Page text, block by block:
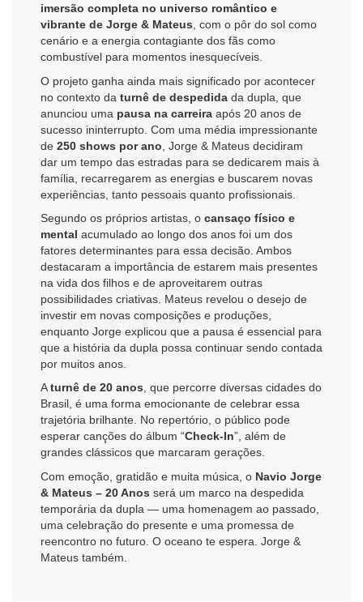
imersão completa no universo romântico e
vibrante de Jorge & Mateus , com o pôr do sol como
cenário e a energia contagiante dos fãs como
combustível para momentos inesquecíveis.
O projeto ganha ainda mais significado por acontecer
no contexto da turnê de despedida da dupla, que
anunciou uma pausa na carreira após 20 anos de
sucesso ininterrupto. Com uma média impressionante
de 250 shows por ano , Jorge & Mateus decidiram
dar um tempo das estradas para se dedicarem mais à
família, recarregarem as energias e buscarem novas
experiências, tanto pessoais quanto profissionais.
Segundo os próprios artistas, o cansaço físico e
mental acumulado ao longo dos anos foi um dos
fatores determinantes para essa decisão. Ambos
destacaram a importância de estarem mais presentes
na vida dos filhos e de aproveitarem outras
possibilidades criativas. Mateus revelou o desejo de
investir em novas composições e produções,
enquanto Jorge explicou que a pausa é essencial para
que a história da dupla possa continuar sendo contada
por muitos anos.
Aturnê de 20 anos, que percorre diversas cidades do
Brasil, é uma forma emocionante de celebrar essa
trajetória brilhante. No repertório, o público pode
esperar canções do álbum “Check-In”, além de
grandes clássicos que marcaram gerações.
Com emoção, gratidão e muita música, o Navio Jorge
& Mateus – 20 Anos será um marco na despedida
temporária da dupla — uma homenagem ao passado,
uma celebração do presente e uma promessa de
reencontro no futuro. O oceano te espera. Jorge &
Mateus também.